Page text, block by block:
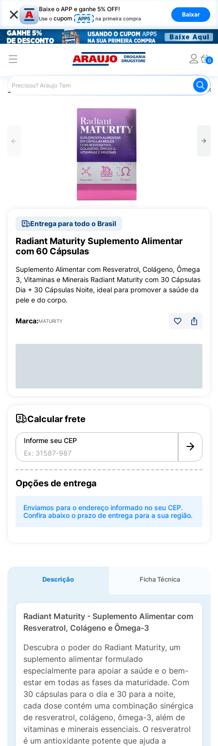
× Baixe o APP e ganhe 5% OFF!
Use o cupom APP5 na primeira compra
Baixar
0
Araujo Saúde e Bem Estar
Entrega para todo o Brasil
Radiant Maturity Suplemento Alimentar
com 60 Cápsulas
Suplemento Alimentar com Resveratrol, Colágeno, Ômega
3, Vitaminas e Minerais Radiant Maturity com 30 Cápsulas
Dia + 30 Cápsulas Noite, ideal para promover a saúde da
pele e do corpo.
Marca:MATURITY
Calcular frete
Informe seu CEP
Opções de entrega
Enviamos para o endereço informado no seu CEP.
Confira abaixo o prazo de entrega para a sua região.
Descrição Ficha Técnica
Radiant Maturity - Suplemento Alimentar com
Resveratrol, Colágeno e Ômega-3
Descubra o poder do Radiant Maturity, um
suplemento alimentar formulado
especialmente para apoiar a saúde e o bem-
estar em todas as fases da maturidade. Com
30 cápsulas para o dia e 30 para a noite,
cada dose contém uma combinação sinérgica
de resveratrol, colágeno, ômega-3, além de
vitaminas e minerais essenciais. O resveratrol
é um antioxidante potente que ajuda a